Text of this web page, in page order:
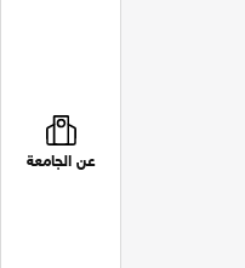
عن الجامعة